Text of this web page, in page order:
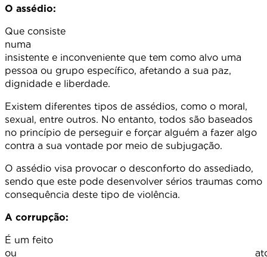
O assédio:
Que consiste
numa
insistente e inconveniente que tem como alvo uma
pessoa ou grupo específico, afetando a sua paz,
dignidade e liberdade.
Existem diferentes tipos de assédios, como o moral,
sexual, entre outros. No entanto, todos são baseados
no princípio de perseguir e forçar alguém a fazer algo
contra a sua vontade por meio de subjugação.
O assédio visa provocar o desconforto do assediado,
sendo que este pode desenvolver sérios traumas como
consequência deste tipo de violência.
A corrupção:
É um feito
ou